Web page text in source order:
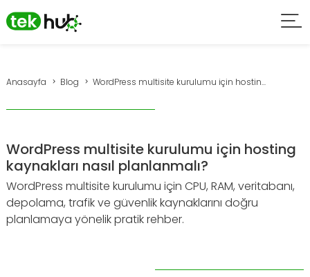
Anasayfa Blog WordPress multisite kurulumu için hostin...
WordPress multisite kurulumu için hosting
kaynakları nasıl planlanmalı?
WordPress multisite kurulumu için CPU, RAM, veritabanı,
depolama, trafik ve güvenlik kaynaklarını doğru
planlamaya yönelik pratik rehber.